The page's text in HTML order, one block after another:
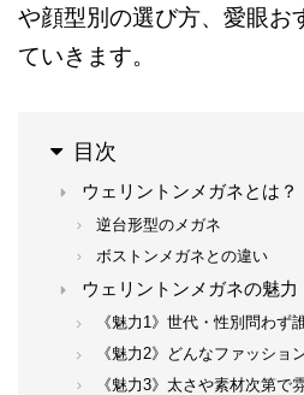
や顔型別の選び方、愛眼お
ていきます。
目次
ウェリントンメガネとは？
逆台形型のメガネ
ボストンメガネとの違い
ウェリントンメガネの魅力
《魅力1》世代・性別問わず
《魅力2》どんなファッショ
《魅力3》太さや素材次第で